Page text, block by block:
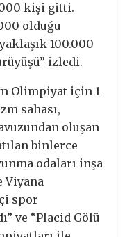
kişi gitti.
olduğu
100.000
izledi.
Olimpiyat için 1
sahası,
oluşan
binlerce
odaları inşa
Viyana
spor
ve “Placid Gölü